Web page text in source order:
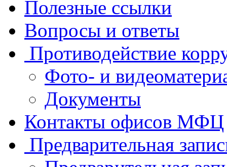
Полезные ссылки
Вопросы и ответы
Противодействие
Фото- и
Документы
Контакты офисов МФЦ
Предварительная